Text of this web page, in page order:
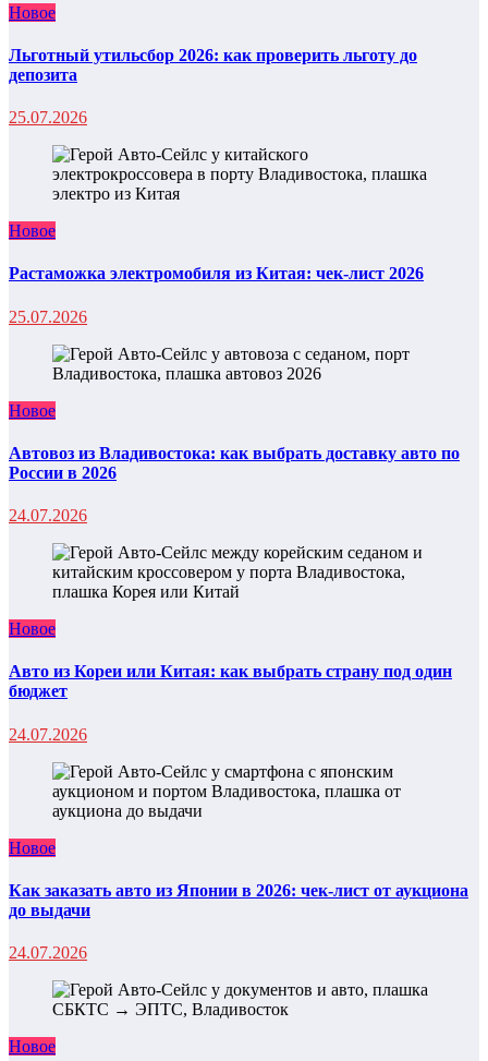
Новое
Льготный утильсбор 2026: как проверить льготу до
депозита
25.07.2026
Новое
Растаможка электромобиля из Китая: чек-лист 2026
25.07.2026
Новое
Автовоз из Владивостока: как выбрать доставку авто по
России в 2026
24.07.2026
Новое
Авто из Кореи или Китая: как выбрать страну под один
бюджет
24.07.2026
Новое
Как заказать авто из Японии в 2026: чек-лист от аукциона
до выдачи
24.07.2026
Новое